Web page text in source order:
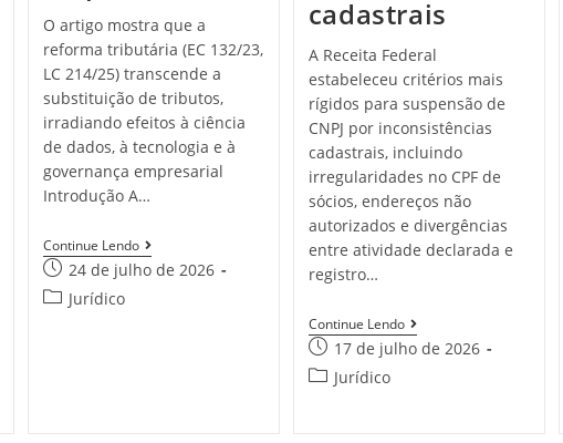
O artigo mostra que a
reforma tributária (EC 132/23,
LC 214/25) transcende a
substituição de tributos,
irradiando efeitos à ciência
de dados, à tecnologia e à
governança empresarial
Introdução A…
Continue Lendo
24 de julho de 2026
Jurídico
cadastrais
A Receita Federal
estabeleceu critérios mais
rígidos para suspensão de
CNPJ por inconsistências
cadastrais, incluindo
irregularidades no CPF de
sócios, endereços não
autorizados e divergências
entre atividade declarada e
registro…
Continue Lendo
17 de julho de 2026
Jurídico